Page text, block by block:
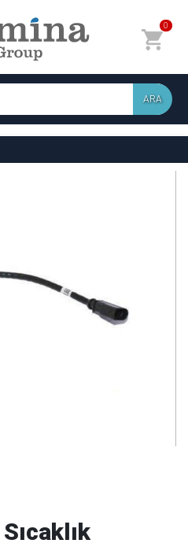
0
ARA